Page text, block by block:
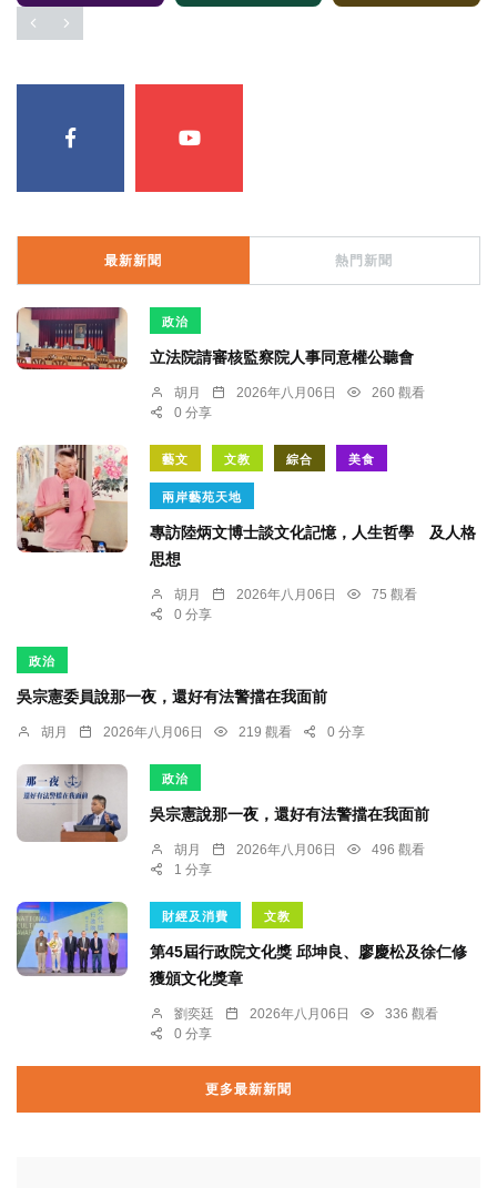
最新新聞 熱門新聞
政治
立法院請審核監察院人事同意權公聽會
胡月 2026年八月06日
260 觀看
0 分享
藝文 文教 綜合 美食
兩岸藝苑天地
專訪陸炳文博士談文化記憶，人生哲學 及人格
思想
胡月 2026年八月06日
75 觀看
0 分享
政治
吳宗憲委員說那一夜，還好有法警擋在我面前
胡月 2026年八月06日 219 觀看 0 分享
政治
吳宗憲說那一夜，還好有法警擋在我面前
胡月 2026年八月06日
496 觀看
1 分享
財經及消費 文教
第45屆行政院文化獎 邱坤良、廖慶松及徐仁修
獲頒文化獎章
劉奕廷 2026年八月06日
336 觀看
0 分享
更多最新新聞